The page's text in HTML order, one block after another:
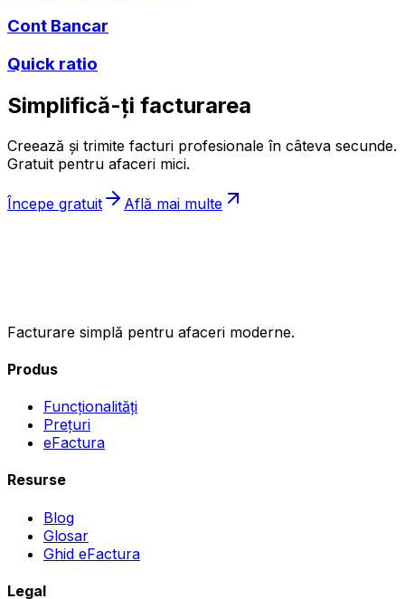
Cont Bancar
Quick ratio
Simplifică-ți facturarea
Creează și trimite facturi profesionale în câteva secunde.
Gratuit pentru afaceri mici.
Începe gratuit Află mai multe
Facturare simplă pentru afaceri moderne.
Produs
Funcționalități
Prețuri
eFactura
Resurse
Blog
Glosar
Ghid eFactura
Legal